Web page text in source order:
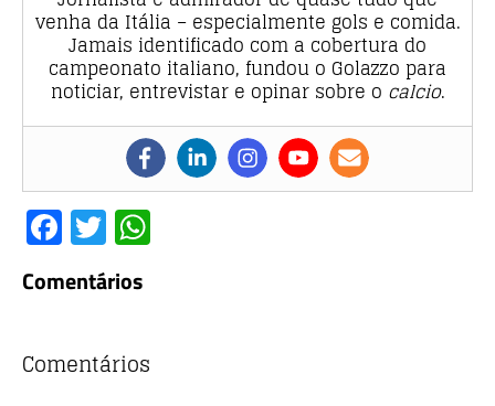
venha da Itália – especialmente gols e comida.
Jamais identificado com a cobertura do
campeonato italiano, fundou o Golazzo para
noticiar, entrevistar e opinar sobre o calcio.
F
a
c
b
T
w
it
r
Comentários
Comentários